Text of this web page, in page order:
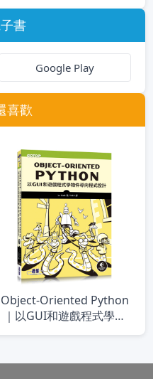
書
Google Play
喜歡
Object-Oriented Python
｜以GUI和遊戲程式學物
件導向程式設計